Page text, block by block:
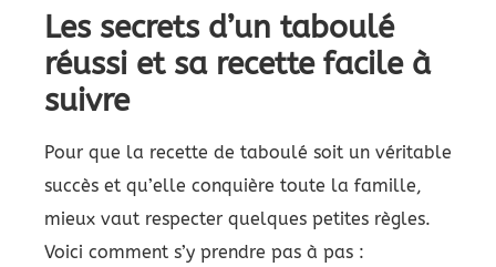
Les secrets d’un taboulé
réussi et sa recette facile à
suivre
Pour que la recette de taboulé soit un véritable
succès et qu’elle conquière toute la famille,
mieux vaut respecter quelques petites règles.
Voici comment s’y prendre pas à pas :